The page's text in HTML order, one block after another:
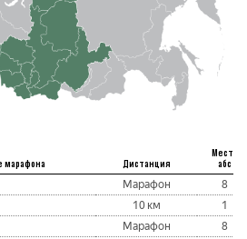
марафона Дистанция
Место
абс
Марафон
8
10 км
1
Марафон
8